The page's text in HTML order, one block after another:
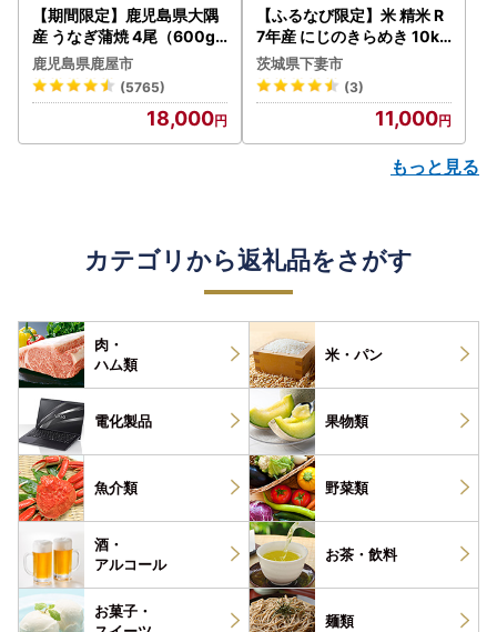
【期間限定】鹿児島県大隅
産 うなぎ蒲焼 4尾（600g
） KN007-004-04-cp18
うなぎ 鰻 魚 惣菜 総菜
鹿児島県鹿屋市
(5765)
18,000
【ふるなび限定】米 精米 R
7年産 にじのきらめき 10kg
10月 FN-Limited-PR
茨城県下妻市
(3)
11,000
もっと見る
カテゴリから返礼品をさがす
肉・
ハム類
米・パン
電化製品 果物類
魚介類 野菜類
酒・
アルコール
お茶・ 飲料
お菓子・
麺類